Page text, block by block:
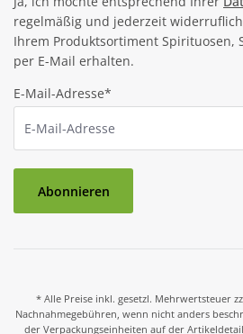
regelmäßig und jederzeit
Ihrem Produktsortiment Spirituosen,
per E-Mail erhalten.
E-Mail-Adresse*
Abonnieren
* Alle Preise inkl. gesetzl. Mehrwertsteuer
Nachnahmegebühren, wenn nicht anders
der Verpackungseinheiten auf der